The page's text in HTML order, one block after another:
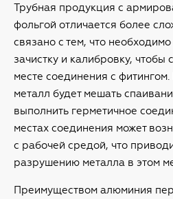
Трубная продукция с
фольгой отличается более
связано с тем, что
зачистку и калибровку, чтобы
месте соединения с
металл будет мешать
выполнить герметичное
местах соединения может
с рабочей средой, что
разрушению металла в этом
Преимуществом алюминия